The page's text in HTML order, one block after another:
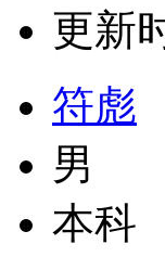
更新
符彪
男
本科